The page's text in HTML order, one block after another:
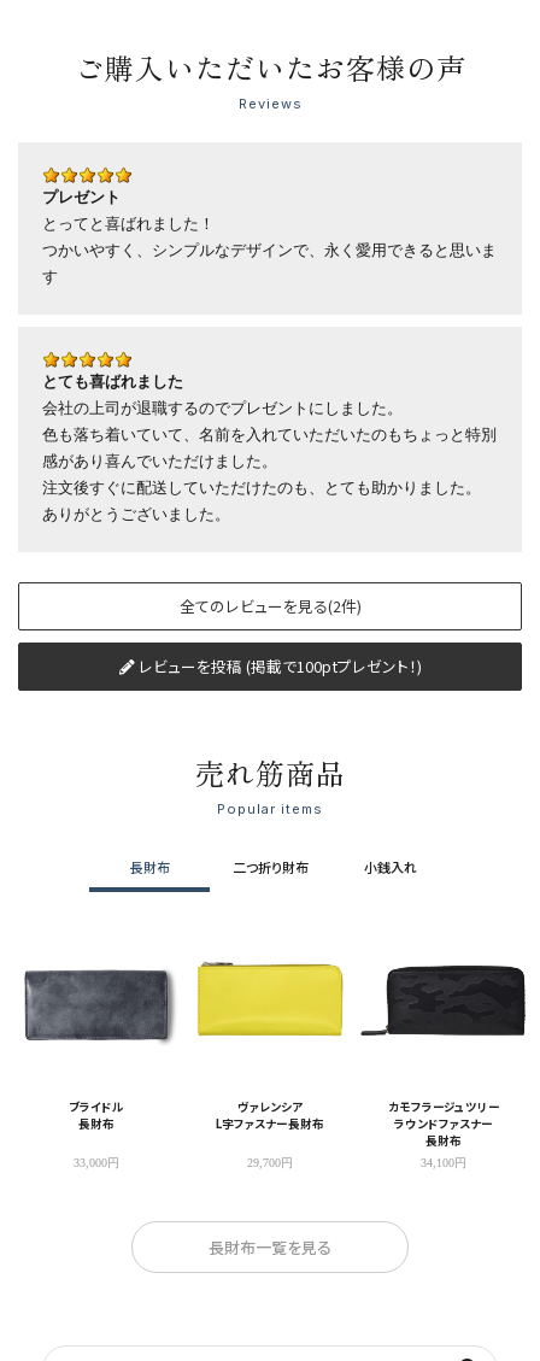
ご購入いただいたお客様の声
Reviews
プレゼント
とってと喜ばれました！
つかいやすく、シンプルなデザインで、永く愛用できると思いま
す
とても喜ばれました
会社の上司が退職するのでプレゼントにしました。
色も落ち着いていて、名前を入れていただいたのもちょっと特別
感があり喜んでいただけました。
注文後すぐに配送していただけたのも、とても助かりました。
ありがとうございました。
全てのレビューを見る(2件)
レビューを投稿 (掲載で100ptプレゼント！)
売れ筋商品
Popular items
長財布 二つ折り財布 小銭入れ
ブライドル
長財布
33,000円
ヴァレンシア
L字ファスナー長財布
29,700円
カモフラージュツリー
ラウンドファスナー
長財布
34,100円
長財布一覧を見る